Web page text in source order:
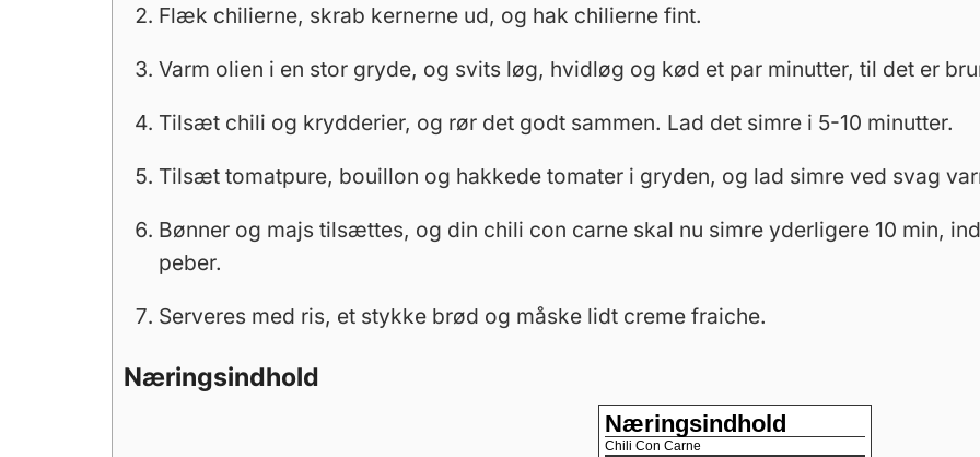
Flæk chilierne, skrab kernerne ud, og hak chilierne fint.
Varm olien i en stor gryde, og svits løg, hvidløg og kød et par minutter, til det er
Tilsæt chili og krydderier, og rør det godt sammen. Lad det simre i 5-10 minutter.
Tilsæt tomatpure, bouillon og hakkede tomater i gryden, og lad simre ved svag
Bønner og majs tilsættes, og din chili con carne skal nu simre yderligere 10 min,
peber.
Serveres med ris, et stykke brød og måske lidt creme fraiche.
Næringsindhold
Næringsindhold
Chili Con Carne